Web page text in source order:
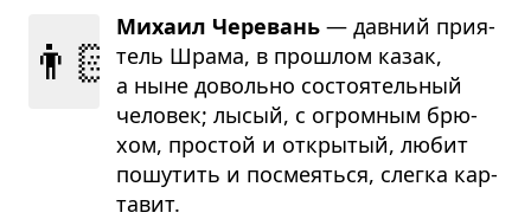
👨🏻‍🦲
Михаил Черевань — дав­ний при­я­
тель Шрама, в про­шлом казак,
а ныне довольно состо­я­тель­ный
чело­век; лысый, с огром­ным брю­
хом, про­стой и откры­тый, любит
пошу­тить и посме­яться, слегка кар­
та­вит.